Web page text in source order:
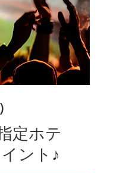
定ホテ
ント♪